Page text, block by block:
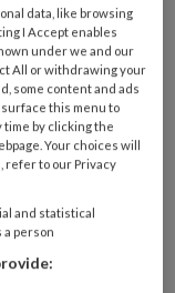
data, like browsing
I Accept enables
under we and our
All or withdrawing your
some content and ads
this menu to
by clicking the
Your choices will
refer to our Privacy
and statistical
a person